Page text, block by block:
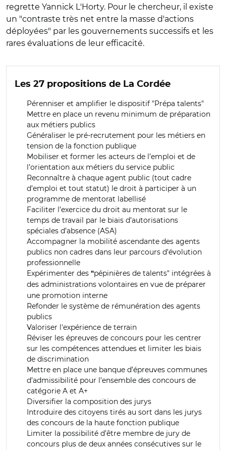
regrette Yannick L'Horty. Pour le chercheur, il existe
un "contraste très net entre la masse d'actions
déployées" par les gouvernements successifs et les
rares évaluations de leur efficacité.
Les 27 propositions de La Cordée
Pérenniser et amplifier le dispositif "Prépa talents"
Mettre en place un revenu minimum de préparation
aux métiers publics
Généraliser le pré-recrutement pour les métiers en
tension de la fonction publique
Mobiliser et former les acteurs de l’emploi et de
l’orientation aux métiers du service public
Reconnaître à chaque agent public (tout cadre
d’emploi et tout statut) le droit à participer à un
programme de mentorat labellisé
Faciliter l’exercice du droit au mentorat sur le
temps de travail par le biais d’autorisations
spéciales d’absence (ASA)
Accompagner la mobilité ascendante des agents
publics non cadres dans leur parcours d’évolution
professionnelle
Expérimenter des "pépinières de talents" intégrées à
des administrations volontaires en vue de préparer
une promotion interne
Refonder le système de rémunération des agents
publics
Valoriser l'expérience de terrain
Réviser les épreuves de concours pour les centrer
sur les compétences attendues et limiter les biais
de discrimination
Mettre en place une banque d’épreuves communes
d’admissibilité pour l’ensemble des concours de
catégorie A et A+
Diversifier la composition des jurys
Introduire des citoyens tirés au sort dans les jurys
des concours de la haute fonction publique
Limiter la possibilité d’être membre de jury de
concours plus de deux années consécutives sur le